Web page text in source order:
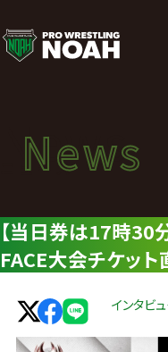
ニ
ュ
ー
ス
|
プ
ロ
News
ニュース
News
【当日券は17時30
FACE大会チケッ
インタビ